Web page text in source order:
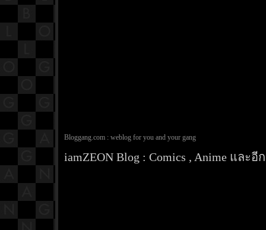
Bloggang.com : weblog for you and your gang
iamZEON Blog : Comics , Anime และอี